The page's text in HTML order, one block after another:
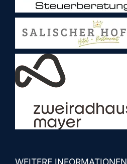
WEITERE INFORMATIONEN